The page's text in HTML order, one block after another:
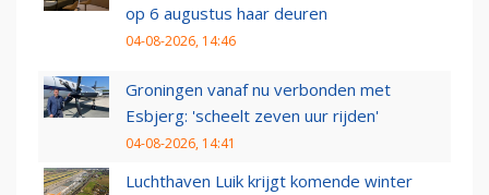
op 6 augustus haar deuren
04-08-2026, 14:46
Groningen vanaf nu verbonden met
Esbjerg: 'scheelt zeven uur rijden'
04-08-2026, 14:41
Luchthaven Luik krijgt komende winter